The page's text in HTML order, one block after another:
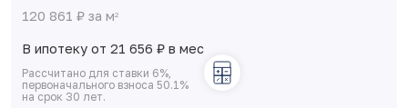
120 861 ₽ за м2
В ипотеку от 21 656 ₽ в мес
Рассчитано для ставки 6%,
первоначального взноса 50.1%
на срок 30 лет.